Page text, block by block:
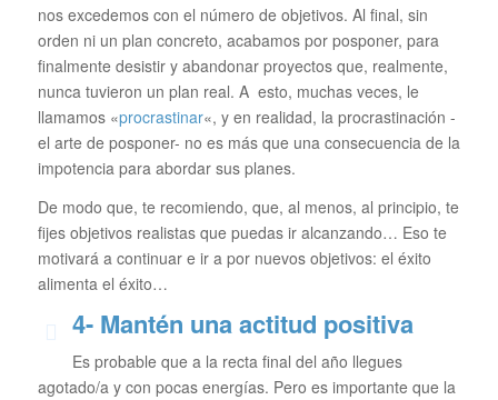
nos excedemos con el número de objetivos. Al final, sin
orden ni un plan concreto, acabamos por posponer, para
finalmente desistir y abandonar proyectos que, realmente,
nunca tuvieron un plan real. A esto, muchas veces, le
llamamos «procrastinar«, y en realidad, la procrastinación -
el arte de posponer- no es más que una consecuencia de la
impotencia para abordar sus planes.
De modo que, te recomiendo, que, al menos, al principio, te
fijes objetivos realistas que puedas ir alcanzando… Eso te
motivará a continuar e ir a por nuevos objetivos: el éxito
alimenta el éxito…
4- Mantén una actitud positiva
Es probable que a la recta final del año llegues
agotado/a y con pocas energías. Pero es importante que la